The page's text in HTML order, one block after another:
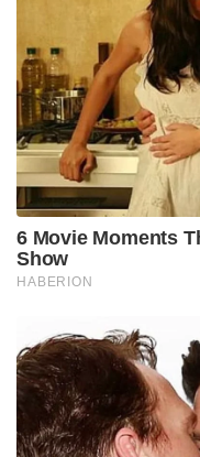
6 Movie Moments
Show
HABERION